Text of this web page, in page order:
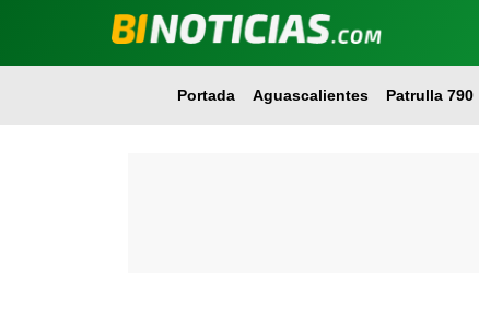
Portada Aguascalientes Patrulla 790